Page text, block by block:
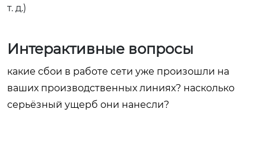
т. д.)
Интерактивные вопросы
какие сбои в работе сети уже произошли на
ваших производственных линиях? насколько
серьёзный ущерб они нанесли?